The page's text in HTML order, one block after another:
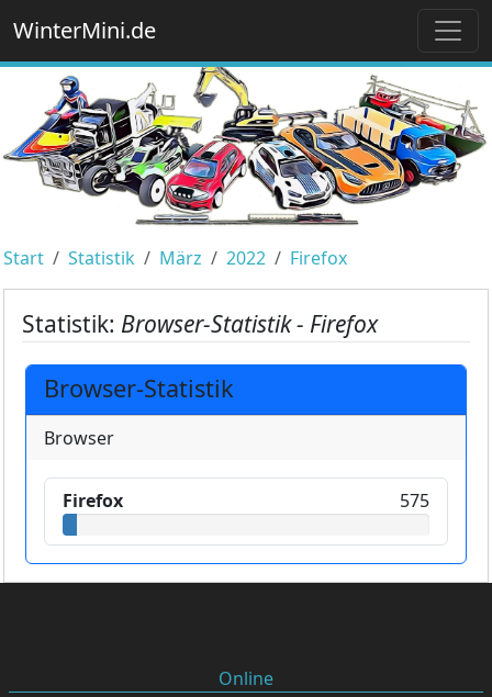
WinterMini.de
Start Statistik März 2022 Firefox
Statistik: Browser-Statistik - Firefox
Browser-Statistik
Browser
Firefox 575
Online